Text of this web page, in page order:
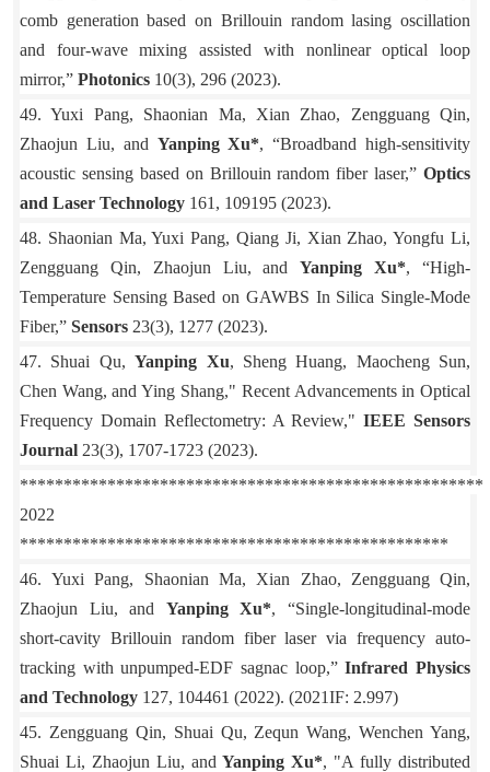
comb generation based on Brillouin random lasing oscillation
and four-wave mixing assisted with nonlinear optical loop
mirror,” Photonics10(3), 296 (2023).
49. Yuxi Pang, Shaonian Ma, Xian Zhao, Zengguang Qin,
Zhaojun Liu, and Yanping Xu*, “Broadband high-sensitivity
acoustic sensing based on Brillouin random fiber laser,”Optics
and Laser Technology 161, 109195 (2023).
48. Shaonian Ma, Yuxi Pang, Qiang Ji, Xian Zhao, Yongfu Li,
Zengguang Qin, Zhaojun Liu, andYanping Xu*, “High-
Temperature Sensing Based on GAWBS In Silica Single-Mode
Fiber,” Sensors23(3), 1277 (2023).
47. Shuai Qu,Yanping Xu, Sheng Huang, Maocheng Sun,
Chen Wang, and Ying Shang," Recent Advancements in Optical
Frequency Domain Reflectometry: A Review,"IEEE Sensors
Journal 23(3), 1707-1723 (2023).
2022
*************************************************
46. Yuxi Pang, Shaonian Ma, Xian Zhao, Zengguang Qin,
Zhaojun Liu, and Yanping Xu*, “Single-longitudinal-mode
short-cavity Brillouin random fiber laser via frequency auto-
tracking with unpumped-EDF sagnac loop,”Infrared Physics
and Technology127, 104461 (2022). (2021IF: 2.997)
45. Zengguang Qin, Shuai Qu, Zequn Wang, Wenchen Yang,
Shuai Li, Zhaojun Liu, andYanping Xu*, "A fully distributed